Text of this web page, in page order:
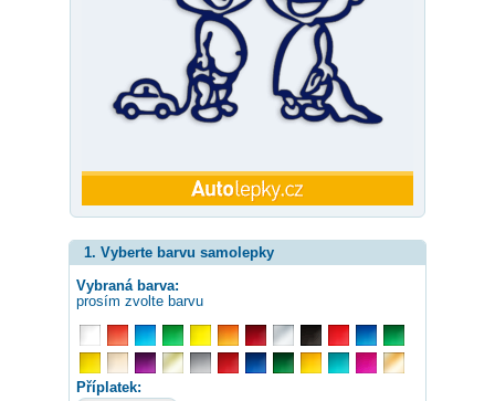
1. Vyberte barvu samolepky
Vybraná barva:
prosím zvolte barvu
Příplatek: